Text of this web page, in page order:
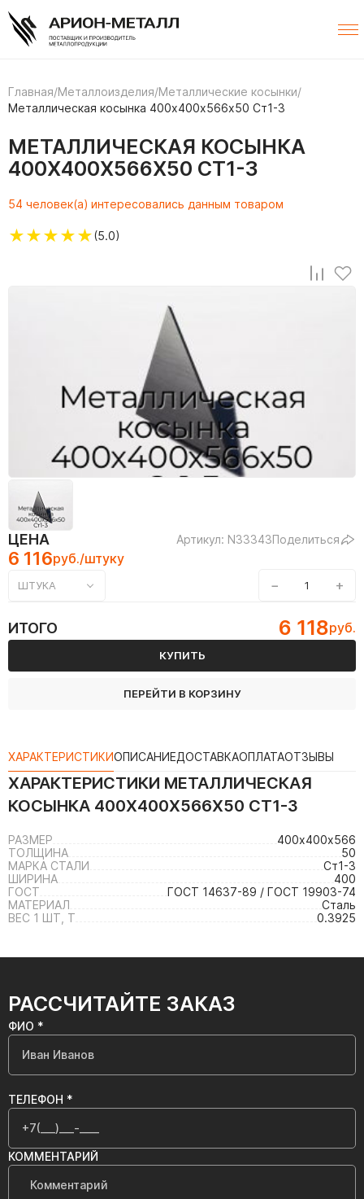
Главная/Металлоизделия/Металлические косынки/
Металлическая косынка 400х400х566х50 Ст1-3
МЕТАЛЛИЧЕСКАЯ КОСЫНКА
400Х400Х566Х50 СТ1-3
54 человек(а) интересовались данным товаром
★★★★★(5.0)
ЦЕНА Артикул: N33343Поделиться
6 116руб./штуку
ШТУКА − +
ИТОГО 6 118руб.
КУПИТЬ
ПЕРЕЙТИ В КОРЗИНУ
ХАРАКТЕРИСТИКИОПИСАНИЕДОСТАВКАОПЛАТАОТЗЫВЫ
ХАРАКТЕРИСТИКИ МЕТАЛЛИЧЕСКАЯ
КОСЫНКА 400Х400Х566Х50 СТ1-3
РАЗМЕР
400х400х566
ТОЛЩИНА
50
МАРКА СТАЛИ
Ст1-3
ШИРИНА
400
ГОСТ
ГОСТ 14637-89 / ГОСТ 19903-74
МАТЕРИАЛ
Сталь
ВЕС 1 ШТ, Т
0.3925
РАССЧИТАЙТЕ ЗАКАЗ
ФИО *
ТЕЛЕФОН *
КОММЕНТАРИЙ